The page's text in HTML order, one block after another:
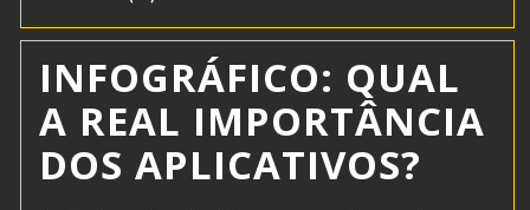
INFOGRÁFICO: QUAL
A REAL IMPORTÂNCIA
DOS APLICATIVOS?